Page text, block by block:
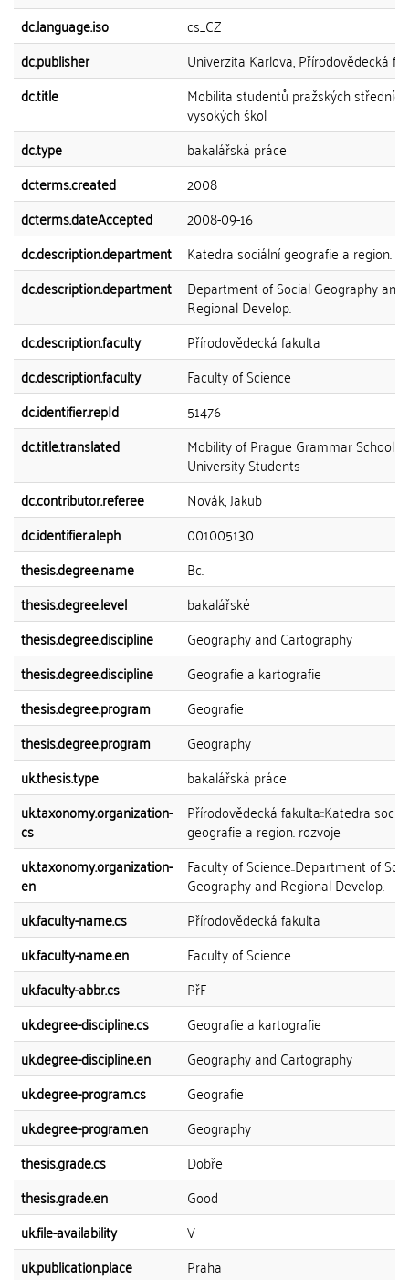
dc.language.iso
cs_CZ
dc.publisher
Univerzita Karlova, Přírodovědecká
dc.title
Mobilita studentů pražských
vysokých škol
dc.type
bakalářská práce
dcterms.created
2008
dcterms.dateAccepted
2008-09-16
dc.description.department
Katedra sociální geografie a region.
dc.description.department
Department of Social Geography and
Regional Develop.
dc.description.faculty
Přírodovědecká fakulta
dc.description.faculty
Faculty of Science
dc.identifier.repId
51476
dc.title.translated
Mobility of Prague Grammar School
University Students
dc.contributor.referee
Novák, Jakub
dc.identifier.aleph
001005130
thesis.degree.name
Bc.
thesis.degree.level
bakalářské
thesis.degree.discipline
Geography and Cartography
thesis.degree.discipline
Geografie a kartografie
thesis.degree.program
Geografie
thesis.degree.program
Geography
uk.thesis.type
bakalářská práce
uk.taxonomy.organization-
cs
Přírodovědecká fakulta::Katedra
geografie a region. rozvoje
uk.taxonomy.organization-
en
Faculty of Science::Department of
Geography and Regional Develop.
uk.faculty-name.cs
Přírodovědecká fakulta
uk.faculty-name.en
Faculty of Science
uk.faculty-abbr.cs
PřF
uk.degree-discipline.cs
Geografie a kartografie
uk.degree-discipline.en
Geography and Cartography
uk.degree-program.cs
Geografie
uk.degree-program.en
Geography
thesis.grade.cs
Dobře
thesis.grade.en
Good
uk.file-availability
V
uk.publication.place
Praha